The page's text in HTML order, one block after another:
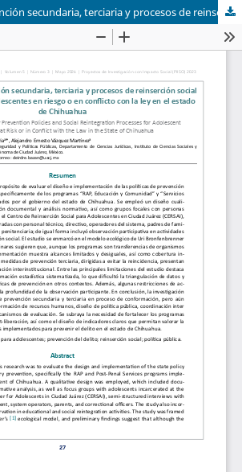
Políticas de prevención secundaria, terciaria y procesos de reinserción social de poblaciones adolescentes en riesgo o en conflicto con la ley en el estado de Chihuahua